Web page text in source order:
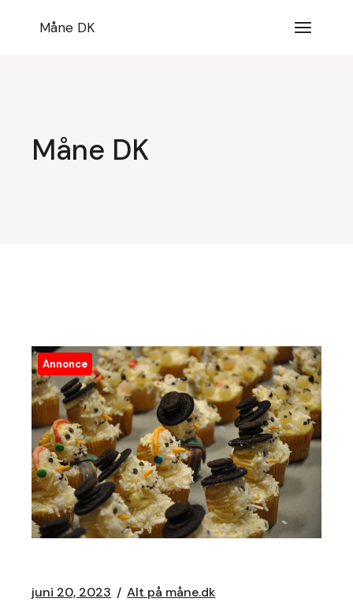
indholdMåne DK
Måne DK
Annonce
juni 20, 2023 Alt på måne.dk